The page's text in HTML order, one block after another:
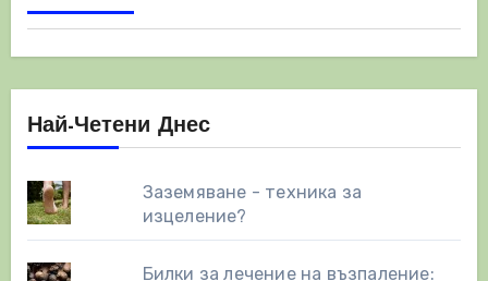
Най-Четени Днес
Заземяване - техника за
изцеление?
Билки за лечение на възпаление: